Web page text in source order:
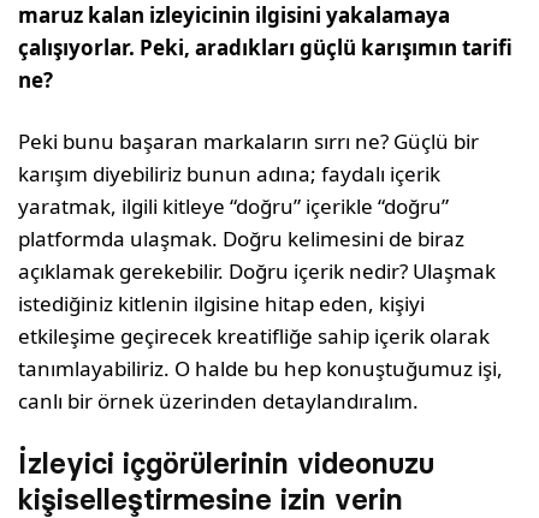
maruz kalan izleyicinin ilgisini yakalamaya
çalışıyorlar. Peki, aradıkları güçlü karışımın tarifi
ne?
Peki bunu başaran markaların sırrı ne? Güçlü bir
karışım diyebiliriz bunun adına; faydalı içerik
yaratmak, ilgili kitleye “doğru” içerikle “doğru”
platformda ulaşmak. Doğru kelimesini de biraz
açıklamak gerekebilir. Doğru içerik nedir? Ulaşmak
istediğiniz kitlenin ilgisine hitap eden, kişiyi
etkileşime geçirecek kreatifliğe sahip içerik olarak
tanımlayabiliriz. O halde bu hep konuştuğumuz işi,
canlı bir örnek üzerinden detaylandıralım.
İzleyici içgörülerinin videonuzu
kişiselleştirmesine izin verin